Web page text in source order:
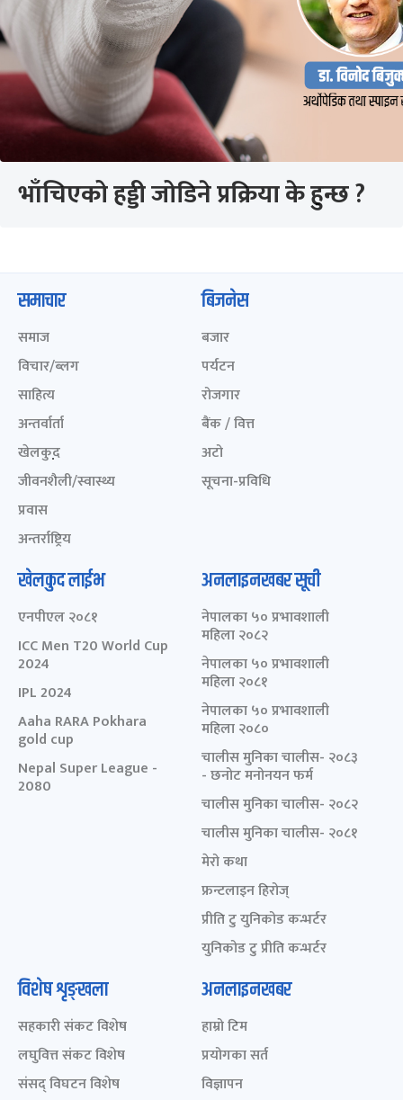
भाँचिएको हड्डी जोडिने प्रक्रिया के हुन्छ ?
समाचार
समाज
विचार/ब्लग
साहित्य
अन्तर्वार्ता
खेलकुद़़
जीवनशैली/स्वास्थ्य
प्रवास
अन्तर्राष्ट्रिय
बिजनेस
बजार
पर्यटन
रोजगार
बैंक / वित्त
अटो
सूचना-प्रविधि
खेलकुद लाईभ
एनपीएल २०८१
ICC Men T20 World Cup
2024
IPL 2024
Aaha RARA Pokhara
gold cup
Nepal Super League -
2080
अनलाइनखबर सूची
नेपालका ५० प्रभावशाली
महिला २०८२
नेपालका ५० प्रभावशाली
महिला २०८१
नेपालका ५० प्रभावशाली
महिला २०८०
चालीस मुनिका चालीस- २०८३
- छनोट मनोनयन फर्म
चालीस मुनिका चालीस- २०८२
चालीस मुनिका चालीस- २०८१
मेरो कथा
फ्रन्टलाइन हिरोज्
प्रीति टु युनिकोड कन्भर्टर
युनिकोड टु प्रीति कन्भर्टर
विशेष शृङ्खला
सहकारी संकट विशेष
लघुवित्त संकट विशेष
संसद् विघटन विशेष
अनलाइनखबर
हाम्रो टिम
प्रयोगका सर्त
विज्ञापन